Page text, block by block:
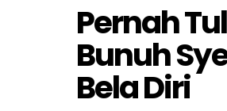
Pernah
Bunuh
Bela Diri